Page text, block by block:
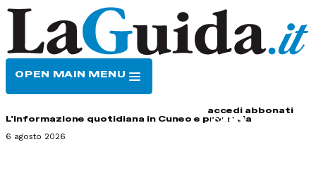
OPEN MAIN MENU
accedi abbonati
L'informazione quotidiana in Cuneo e provincia
6 agosto 2026